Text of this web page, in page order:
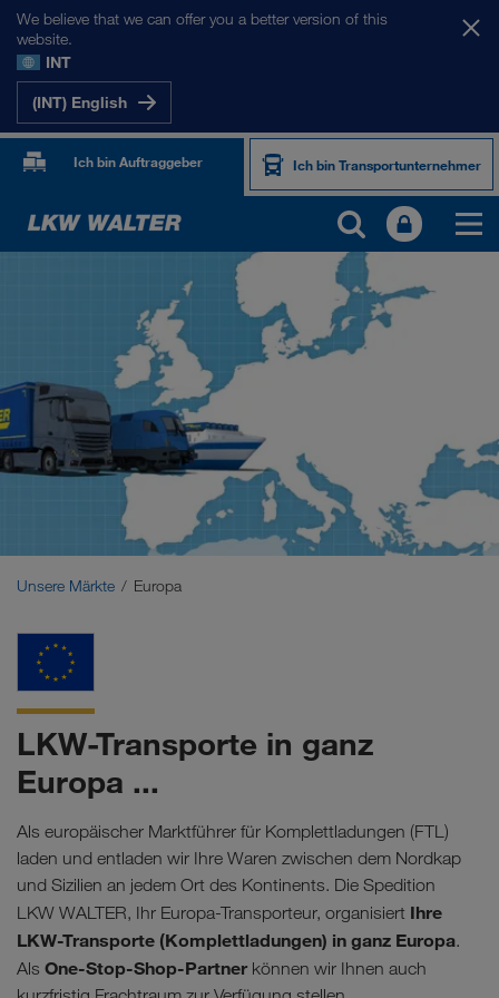
We believe that we can offer you a better version of this
website.
INT
(INT) English
Ich bin Auftraggeber Ich bin Transportunternehmer
Zentralasien
Russland
Unsere Märkte Europa
LKW-Transporte in ganz
Europa ...
Als europäischer Marktführer für Komplettladungen (FTL)
laden und entladen wir Ihre Waren zwischen dem Nordkap
und Sizilien an jedem Ort des Kontinents. Die Spedition
LKW WALTER, Ihr Europa-Transporteur, organisiert Ihre
LKW-Transporte (Komplettladungen) in ganz Europa.
Als One-Stop-Shop-Partner können wir Ihnen auch